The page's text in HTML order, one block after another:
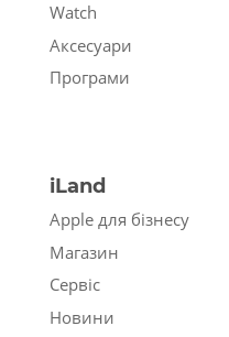
Watch
Аксесуари
Програми
iLand
Apple для бізнесу
Магазин
Сервіс
Новини